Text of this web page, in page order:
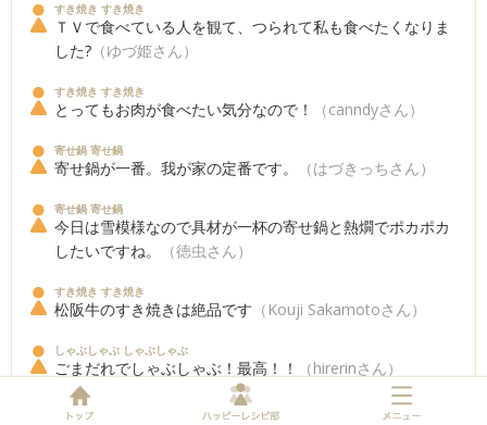
すき焼き すき焼き
ＴＶで食べている人を観て、つられて私も食べたくなりま
した? （ゆづ姫さん）
すき焼き すき焼き
とってもお肉が食べたい気分なので！ （canndyさん）
寄せ鍋 寄せ鍋
寄せ鍋が一番。我が家の定番です。 （はづきっちさん）
寄せ鍋 寄せ鍋
今日は雪模様なので具材が一杯の寄せ鍋と熱燗でポカポカ
したいですね。
（徳虫さん）
すき焼き すき焼き
松阪牛のすき焼きは絶品です （Kouji Sakamotoさん）
しゃぶしゃぶ しゃぶしゃぶ
ごまだれでしゃぶしゃぶ！最高！！ （hirerinさん）
すき焼き すき焼き